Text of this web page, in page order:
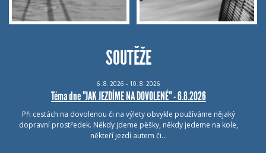
SOUTĚŽE
6. 8. 2026 - 10. 8. 2026
Téma dne "JAK JEZDÍME NA DOVOLENÉ" - 6.8.2026
Při cestách na dovolenou či na výlety obvykle používáme nějaký
dopravní prostředek. Někdy jdeme pěšky, někdy jedeme na kole,
někteří jezdí autem či…